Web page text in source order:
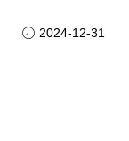
2024-12-31